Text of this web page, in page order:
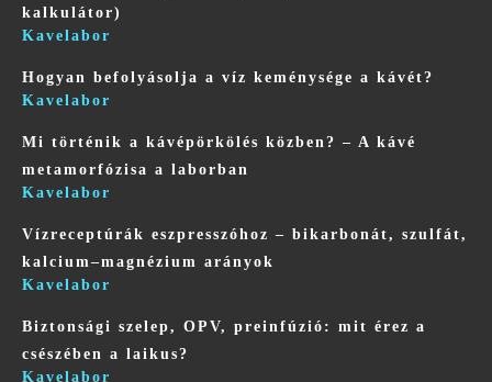
kalkulátor)
Kavelabor
Hogyan befolyásolja a víz keménysége a kávét?
Kavelabor
Mi történik a kávépörkölés közben? – A kávé
metamorfózisa a laborban
Kavelabor
Vízreceptúrák eszpresszóhoz – bikarbonát, szulfát,
kalcium–magnézium arányok
Kavelabor
Biztonsági szelep, OPV, preinfúzió: mit érez a
csészében a laikus?
Kavelabor